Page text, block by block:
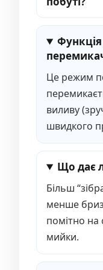
Це режим
виливу
швидкого
Що дає
Більш
менше
помітно на
мийки.